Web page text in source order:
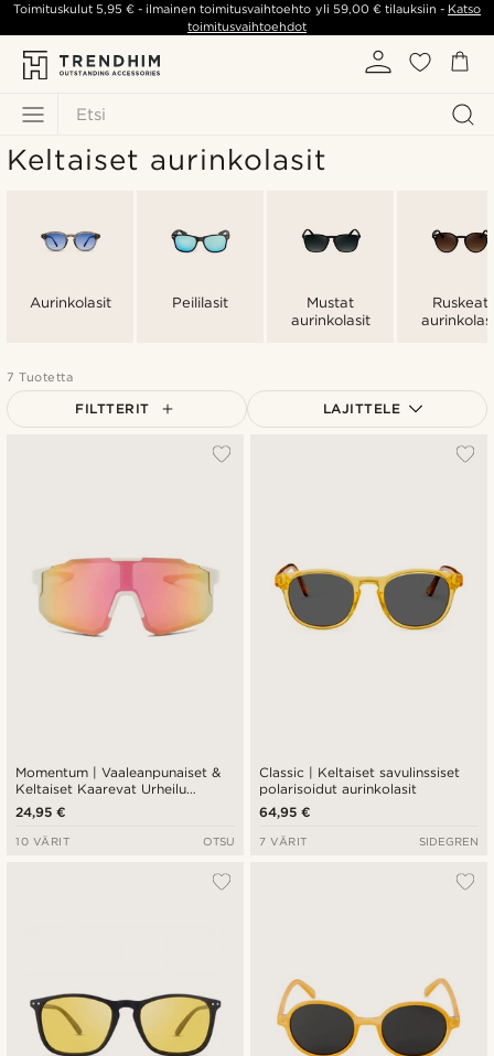
Etsi
Toimituskulut5,95 € - ilmainen toimitusvaihtoehto yli 59,00 €tilauksiin - Katso
toimitusvaihtoehdot
Keltaiset aurinkolasit
Aurinkolasit Peililasit
Mustat
aurinkolasit
Ruskeat
7 Tuotetta
FILTTERIT LAJITTELE
Momentum | Vaaleanpunaiset &
Keltaiset Kaarevat Urheilu
Aurinkolasit
24,95 €
10 VÄRIT OTSU
Classic | Keltaiset savulinssiset
polarisoidut aurinkolasit
64,95 €
7 VÄRIT SIDEGREN